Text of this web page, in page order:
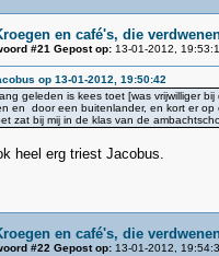
en café's, die
#21 Gepost op:13-01-2012,
op 13-01-2012, 19:50:42
geleden is kees toet [was vrijwilliger
en door een buitenlander, en kort er op
zat bij mij in de klas van de
heel erg triest Jacobus.
en café's, die
#22 Gepost op:13-01-2012,